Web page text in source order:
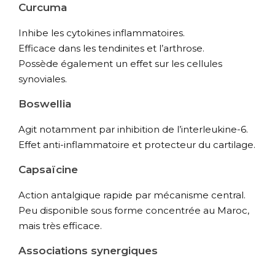
Curcuma
Inhibe les cytokines inflammatoires.
Efficace dans les tendinites et l’arthrose.
Possède également un effet sur les cellules
synoviales.
Boswellia
Agit notamment par inhibition de l’interleukine-6.
Effet anti-inflammatoire et protecteur du cartilage.
Capsaïcine
Action antalgique rapide par mécanisme central.
Peu disponible sous forme concentrée au Maroc,
mais très efficace.
Associations synergiques